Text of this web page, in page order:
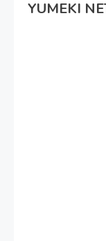
YUMEKI